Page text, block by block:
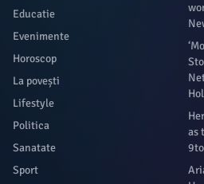
Educatie
Evenimente
Horoscop
La povești
Lifestyle
Politica
Sanatate
Sport
as